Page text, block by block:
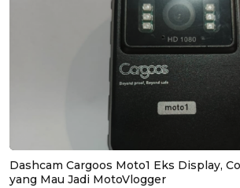
Dashcam Cargoos Moto1 Eks Display,
yang Mau Jadi MotoVlogger